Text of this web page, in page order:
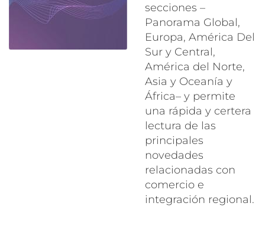
secciones –
Panorama Global,
Europa, América Del
Sur y Central,
América del Norte,
Asia y Oceanía y
África– y permite
una rápida y certera
lectura de las
principales
novedades
relacionadas con
comercio e
integración regional.